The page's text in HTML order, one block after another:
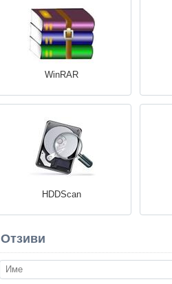
WinRAR
HDDScan
Отзиви